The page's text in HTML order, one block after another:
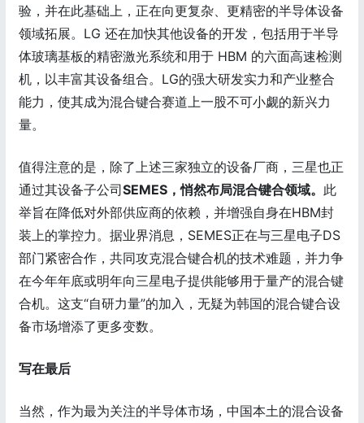
验，并在此基础上，正在向更复杂、更精密的半导体设备
领域拓展。LG 还在加快其他设备的开发，包括用于半导
体玻璃基板的精密激光系统和用于 HBM 的六面高速检测
机，以丰富其设备组合。LG的强大研发实力和产业整合
能力，使其成为混合键合赛道上一股不可小觑的新兴力
量。
值得注意的是，除了上述三家独立的设备厂商，三星也正
通过其设备子公司SEMES，悄然布局混合键合领域。 此
举旨在降低对外部供应商的依赖，并增强自身在HBM封
装上的掌控力。据业界消息，SEMES正在与三星电子DS
部门紧密合作，共同攻克混合键合机的技术难题，并力争
在今年年底或明年向三星电子提供能够用于量产的混合键
合机。这支“自研力量”的加入，无疑为韩国的混合键合设
备市场增添了更多变数。
写在最后
当然，作为最为关注的半导体市场，中国本土的混合设备